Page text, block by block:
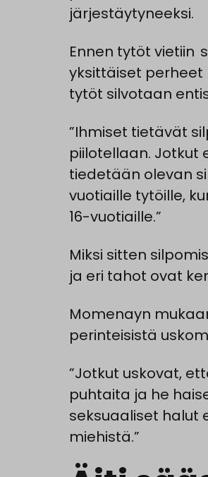
järjestäytyneeksi.
Ennen tytöt vietiin
yksittäiset perheet
tytöt silvotaan
”Ihmiset tietävät
piilotellaan. Jotkut
tiedetään olevan
vuotiaille tytöille,
16-vuotiaille.”
Miksi sitten
ja eri tahot ovat
Momenayn
perinteisistä
”Jotkut uskovat,
puhtaita ja he
seksuaaliset halut
miehistä.”